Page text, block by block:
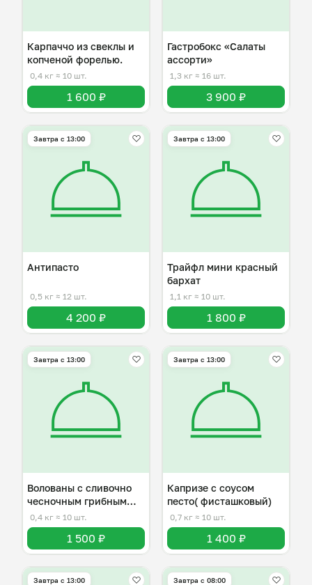
Карпаччо из свеклы и
копченой форелью.
0,4 кг ≈ 10 шт.
1 600 ₽
Гастробокс «Салаты
ассорти»
1,3 кг ≈ 16 шт.
3 900 ₽
Завтра c 13:00
Антипасто
0,5 кг ≈ 12 шт.
4 200 ₽
Завтра c 13:00
Трайфл мини красный
бархат
1,1 кг ≈ 10 шт.
1 800 ₽
Завтра c 13:00
Волованы с сливочно
чесночным грибным
соусом
0,4 кг ≈ 10 шт.
1 500 ₽
Завтра c 13:00
Капризе с соусом
песто( фисташковый)
0,7 кг ≈ 10 шт.
1 400 ₽
Завтра c 13:00 Завтра c 08:00